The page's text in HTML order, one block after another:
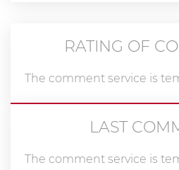
RATING OF
The comment service is
LAST
The comment service is